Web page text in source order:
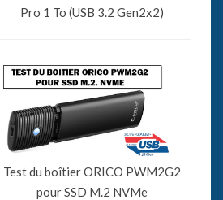
Pro 1 To (USB 3.2 Gen2x2)
Test du boîtier ORICO PWM2G2
pour SSD M.2 NVMe